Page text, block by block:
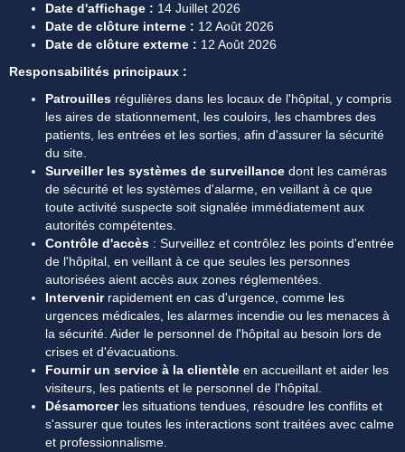
Date d'affichage : 14 Juillet 2026
Date de clôture interne : 12 Août 2026
Date de clôture externe : 12 Août 2026
Responsabilités principaux :
Patrouilles régulières dans les locaux de l'hôpital, y compris
les aires de stationnement, les couloirs, les chambres des
patients, les entrées et les sorties, afin d'assurer la sécurité
du site.
Surveiller les systèmes de surveillance dont les caméras
de sécurité et les systèmes d'alarme, en veillant à ce que
toute activité suspecte soit signalée immédiatement aux
autorités compétentes.
Contrôle d'accès : Surveillez et contrôlez les points d'entrée
de l'hôpital, en veillant à ce que seules les personnes
autorisées aient accès aux zones réglementées.
Intervenir rapidement en cas d'urgence, comme les
urgences médicales, les alarmes incendie ou les menaces à
la sécurité. Aider le personnel de l'hôpital au besoin lors de
crises et d'évacuations.
Fournir un service à la clientèle en accueillant et aider les
visiteurs, les patients et le personnel de l'hôpital.
Désamorcer les situations tendues, résoudre les conflits et
s'assurer que toutes les interactions sont traitées avec calme
et professionnalisme.